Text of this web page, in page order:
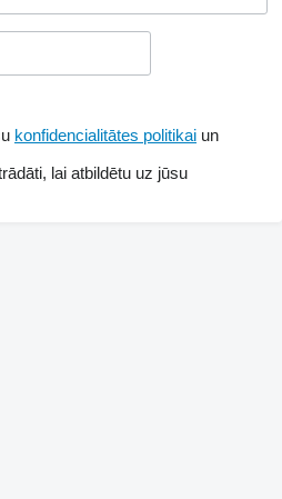
konfidencialitātes politikai un
lai atbildētu uz jūsu